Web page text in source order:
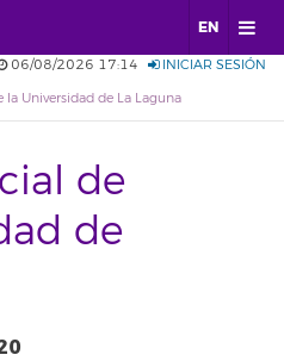
EN
06/08/2026 17:14 INICIAR SESIÓN
Universidad de La Laguna
de
de